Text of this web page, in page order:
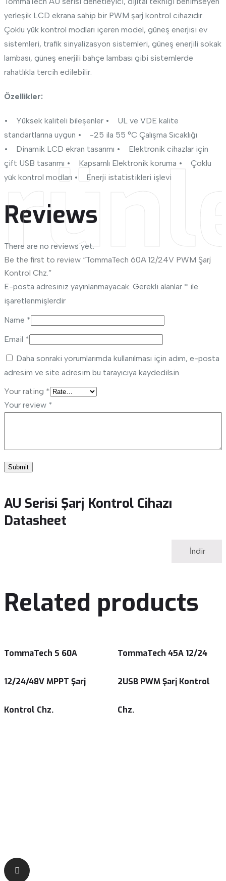
yerleşik LCD ekrana sahip bir PWM şarj kontrol cihazıdır.
Çoklu yük kontrol modları içeren model, güneş enerjisi ev
sistemleri, trafik sinyalizasyon sistemleri, güneş enerjili sokak
lambası, güneş enerjili bahçe lambası gibi sistemlerde
rahatlıkla tercih edilebilir.
Özellikler:
• Yüksek kaliteli bileşenler • UL ve VDE kalite
standartlarına uygun • -25 ila 55 °C Çalışma Sıcaklığı
• Dinamik LCD ekran tasarımı • Elektronik cihazlar için
çift USB tasarımı • Kapsamlı Elektronik koruma • Çoklu
yük kontrol modları • Enerji istatistikleri işlevi
Reviews
There are no reviews yet.
Be the first to review “TommaTech 60A 12/24V PWM Şarj
Kontrol Chz.”
E-posta adresiniz yayınlanmayacak. Gerekli alanlar * ile
işaretlenmişlerdir
Name *
Email *
Daha sonraki yorumlarımda kullanılması için adım, e-posta
adresim ve site adresim bu tarayıcıya kaydedilsin.
Your rating *
Your review *
AU Serisi Şarj Kontrol Cihazı
Datasheet
İndir
Related products
TommaTech S 60A
12/24/48V MPPT Şarj
Kontrol Chz.
TommaTech 45A 12/24
2USB PWM Şarj Kontrol
Chz.